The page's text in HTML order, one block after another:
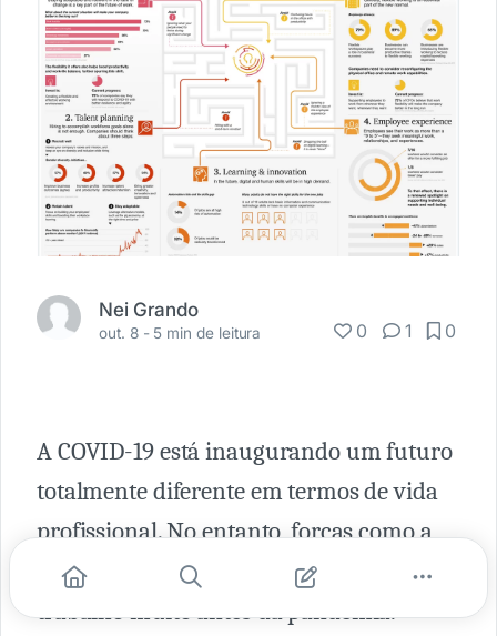
Nei Grando
out. 8 - 5 min de leitura 0 1 0
A COVID-19 está inaugurando um futuro
totalmente diferente em termos de vida
profissional. No entanto, forças como a
digitalização têm alterado a força de
trabalho muito antes da pandemia.